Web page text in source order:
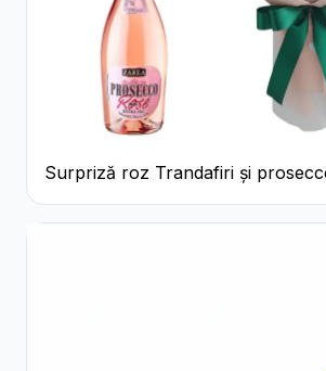
Surpriză roz Trandafiri și